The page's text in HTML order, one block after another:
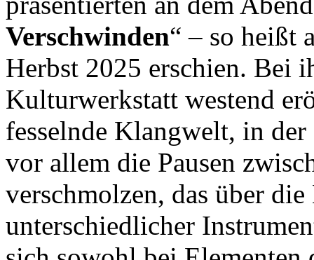
Verschwinden“ – so heißt
Herbst 2025 erschien. Bei
Kulturwerkstatt westend
fesselnde Klangwelt, in
vor allem die Pausen
verschmolzen, das über
unterschiedlicher